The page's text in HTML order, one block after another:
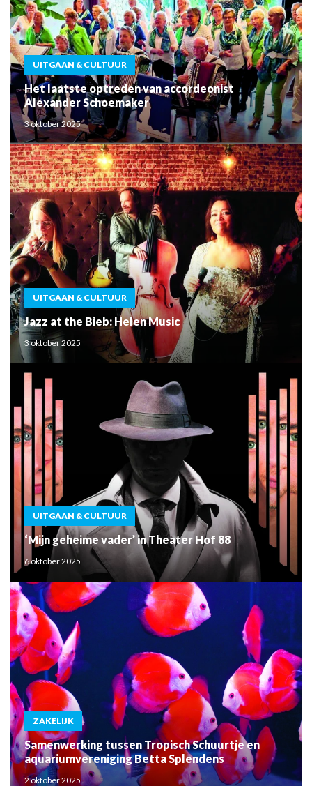
UITGAAN & CULTUUR
Het laatste optreden van accordeonist
Alexander Schoemaker
3 oktober 2025
UITGAAN & CULTUUR
Jazz at the Bieb: Helen Music
3 oktober 2025
UITGAAN & CULTUUR
‘Mijn geheime vader’ in Theater Hof 88
6 oktober 2025
ZAKELIJK
Samenwerking tussen Tropisch Schuurtje en
aquariumvereniging Betta Splendens
2 oktober 2025